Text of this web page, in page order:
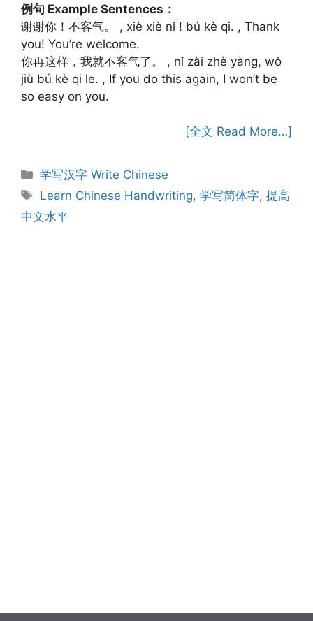
例句 Example Sentences：
谢谢你！不客气。 , xiè xiè nǐ ! bú kè qi. , Thank
you! You’re welcome.
你再这样，我就不客气了。 , nǐ zài zhè yàng, wǒ
jiù bú kè qi le. , If you do this again, I won’t be
so easy on you.
[全文 Read More…]
Categories
学写汉字 Write Chinese
Tags
Learn Chinese Handwriting,学写简体字,提高
中文水平